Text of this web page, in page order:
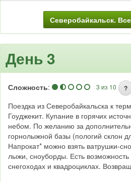
Северобайкальск.
День 3
Сложность: 3 из 10 ?
Поездка из Северобайкальска к
Гоуджекит. Купание в горячих
небом. По желанию за
горнолыжной базы (пологий склон
Напрокат* можно взять ватрушки-
лыжи, сноуборды. Есть возможность
снегоходах и квадроциклах.